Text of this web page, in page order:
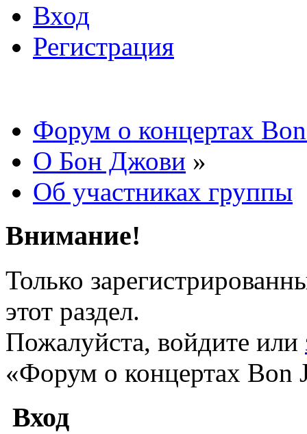
Вход
Регистрация
Форум о концертах
О Бон Джови »
Об участниках группы
Внимание!
Только
этот раздел.
Пожалуйста, войдите или
«Форум о концертах Bon
Вход